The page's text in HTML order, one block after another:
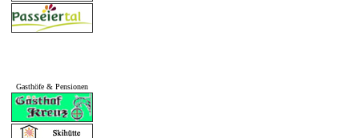
Gasthöfe & Pensionen